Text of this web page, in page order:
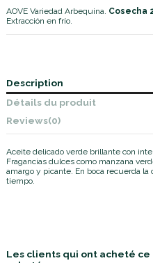
AOVE Variedad Arbequina. Cosecha
Extracción en frío.
Description
Détails du produit
Reviews(0)
Aceite delicado verde brillante con
Fragancias dulces como manzana
amargo y picante. En boca recuerda
tiempo.
Les clients qui ont acheté